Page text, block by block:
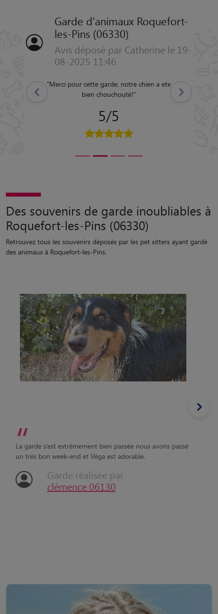
Garde d'animaux Roquefort-
les-Pins (06330)
Avis déposé par Catherine le 19-
08-2025 11:46
"Merci pour cette garde, notre chien a ete
bien chouchouté!"
5/5
Précédent Suivant
Des souvenirs de garde inoubliables à
Roquefort-les-Pins (06330)
Retrouvez tous les souvenirs déposés par les pet sitters ayant gardé
des animaux à Roquefort-les-Pins.
“
La garde s’est extrêmement bien passée nous avons passé
un très bon week-end et Véga est adorable.
Garde réalisée par
clémence 06130